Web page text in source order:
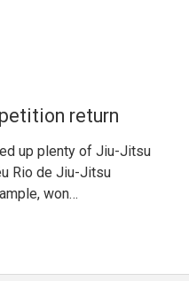
return
up plenty of Jiu-Jitsu
Rio de Jiu-Jitsu
won…